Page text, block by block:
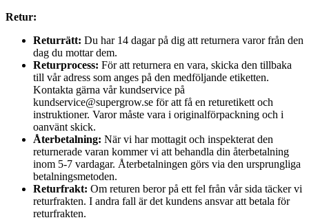
Retur:
Returrätt: Du har 14 dagar på dig att returnera varor från den
dag du mottar dem.
Returprocess: För att returnera en vara, skicka den tillbaka
till vår adress som anges på den medföljande etiketten.
Kontakta gärna vår kundservice på
kundservice@supergrow.se för att få en returetikett och
instruktioner. Varor måste vara i originalförpackning och i
oanvänt skick.
Återbetalning: När vi har mottagit och inspekterat den
returnerade varan kommer vi att behandla din återbetalning
inom 5-7 vardagar. Återbetalningen görs via den ursprungliga
betalningsmetoden.
Returfrakt: Om returen beror på ett fel från vår sida täcker vi
returfrakten. I andra fall är det kundens ansvar att betala för
returfrakten.